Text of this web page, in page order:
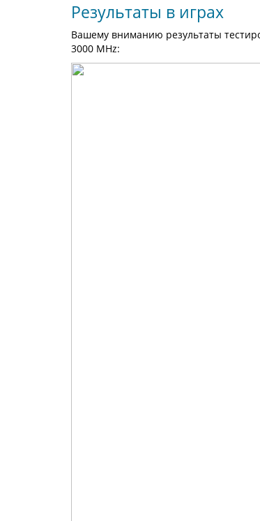
Результаты в играх
Вашему вниманию результаты
3000 MHz: